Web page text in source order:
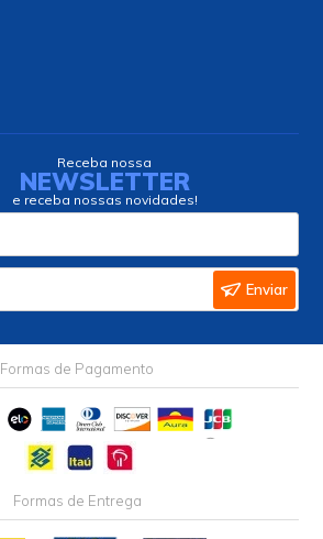
Receba nossa
NEWSLETTER
e receba nossas novidades!
Enviar
Formas de Pagamento
Formas de Entrega